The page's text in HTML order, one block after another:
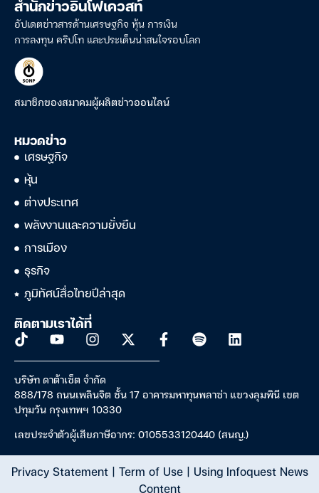
สำนักข่าวอินโฟเควสท์
อัปเดตข่าวสารด้านเศรษฐกิจ หุ้น การเงิน
การลงทุน คริปโท และประเด็นน่าสนใจรอบโลก
สมาชิกของสมาคมผู้ผลิตข่าวออนไลน์
หมวดข่าว
เศรษฐกิจ
หุ้น
ต่างประเทศ
พลังงานและความยั่งยืน
การเมือง
ธุรกิจ
ภูมิทัศน์สื่อไทยปีล่าสุด
ติดตามเราได้ที่
บริษัท ดาต้าเซ็ต จำกัด
888/178 ถนนเพลินจิต ชั้น 17 อาคารมหาทุนพลาซ่า แขวงลุมพินี เขต
ปทุมวัน กรุงเทพฯ 10330
เลขประจำตัวผู้เสียภาษีอากร: 0105533120440 (สนญ.)
Privacy Statement| Term of Use| Using Infoquest News
Content